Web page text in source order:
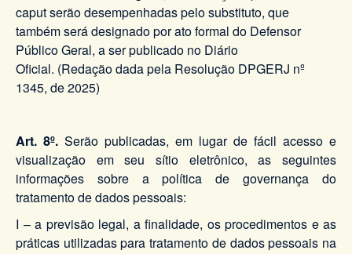
caput serão desempenhadas pelo substituto, que
também será designado por ato formal do Defensor
Público Geral, a ser publicado no Diário
Oficial. (Redação dada pela Resolução DPGERJ nº
1345, de 2025)
Art. 8º. Serão publicadas, em lugar de fácil acesso e
visualização em seu sítio eletrônico, as seguintes
informações sobre a política de governança do
tratamento de dados pessoais:
I – a previsão legal, a finalidade, os procedimentos e as
práticas utilizadas para tratamento de dados pessoais na